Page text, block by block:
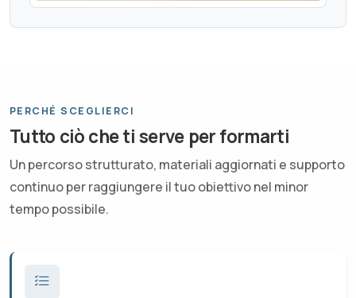
PERCHÉ SCEGLIERCI
Tutto ciò che ti serve per formarti
Un percorso strutturato, materiali aggiornati e supporto
continuo per raggiungere il tuo obiettivo nel minor
tempo possibile.